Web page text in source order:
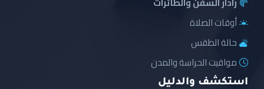
أوقات الصلاة
حالة الطقس
مواقيت الحراسة والمدن
استكشف والدليل